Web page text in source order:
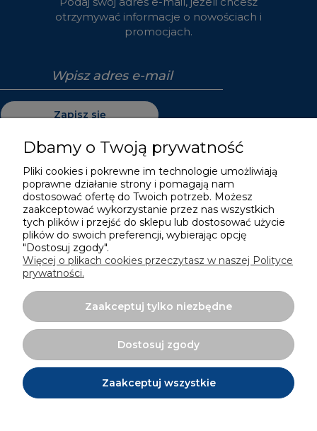
otrzymywać informacje o nowościach i
promocjach.
Zapisz się
Pomoc
Moje konto
Płatności i dostawa
Informacje
O nas
Projekt i wykonanie:Ecommercy.pl
Dbamy o Twoją prywatność
Pliki cookies i pokrewne im technologie umożliwiają
poprawne działanie strony i pomagają nam
dostosować ofertę do Twoich potrzeb. Możesz
zaakceptować wykorzystanie przez nas wszystkich
tych plików i przejść do sklepu lub dostosować użycie
plików do swoich preferencji, wybierając opcję
"Dostosuj zgody".
Więcej o plikach cookies przeczytasz w naszej Polityce
prywatności.
Zaakceptuj tylko niezbędne
Dostosuj zgody
Zaakceptuj wszystkie